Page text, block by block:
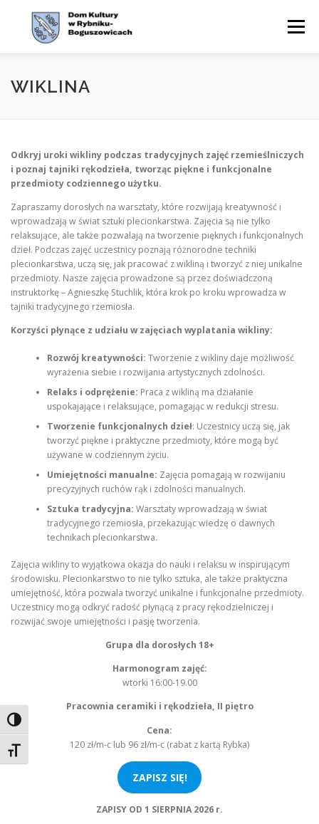
Toggle High Contrast
Toggle Font size
Menu
WYDARZENIA
WIKLINA
Odkryj uroki wikliny podczas tradycyjnych zajęć rzemieślniczych
i poznaj tajniki rękodzieła, tworząc piękne i funkcjonalne
przedmioty codziennego użytku.
Zapraszamy dorosłych na warsztaty, które rozwijają kreatywność i
wprowadzają w świat sztuki plecionkarstwa. Zajęcia są nie tylko
relaksujące, ale także pozwalają na tworzenie pięknych i funkcjonalnych
dzieł. Podczas zajęć uczestnicy poznają różnorodne techniki
plecionkarstwa, uczą się, jak pracować z wikliną i tworzyć z niej unikalne
przedmioty. Nasze zajęcia prowadzone są przez doświadczoną
instruktorkę – Agnieszkę Stuchlik, która krok po kroku wprowadza w
tajniki tradycyjnego rzemiosła.
Korzyści płynące z udziału w zajęciach wyplatania wikliny:
Rozwój kreatywności: Tworzenie z wikliny daje możliwość
wyrażenia siebie i rozwijania artystycznych zdolności.
Relaks i odprężenie: Praca z wikliną ma działanie
uspokajające i relaksujące, pomagając w redukcji stresu.
Tworzenie funkcjonalnych dzieł: Uczestnicy uczą się, jak
tworzyć piękne i praktyczne przedmioty, które mogą być
używane w codziennym życiu.
Umiejętności manualne: Zajęcia pomagają w rozwijaniu
precyzyjnych ruchów rąk i zdolności manualnych.
Sztuka tradycyjna: Warsztaty wprowadzają w świat
tradycyjnego rzemiosła, przekazując wiedzę o dawnych
technikach plecionkarstwa.
Zajęcia wikliny to wyjątkowa okazja do nauki i relaksu w inspirującym
środowisku. Plecionkarstwo to nie tylko sztuka, ale także praktyczna
umiejętność, która pozwala tworzyć unikalne i funkcjonalne przedmioty.
Uczestnicy mogą odkryć radość płynącą z pracy rękodzielniczej i
rozwijać swoje umiejętności i pasję tworzenia.
Grupa dla dorosłych 18+
Harmonogram zajęć:
wtorki 16:00-19.00
Pracownia ceramiki i rękodzieła, II piętro
Cena:
120 zł/m-c lub 96 zł/m-c (rabat z kartą Rybka)
ZAPISZ SIĘ!
ZAPISY OD 1 SIERPNIA 2026 r.